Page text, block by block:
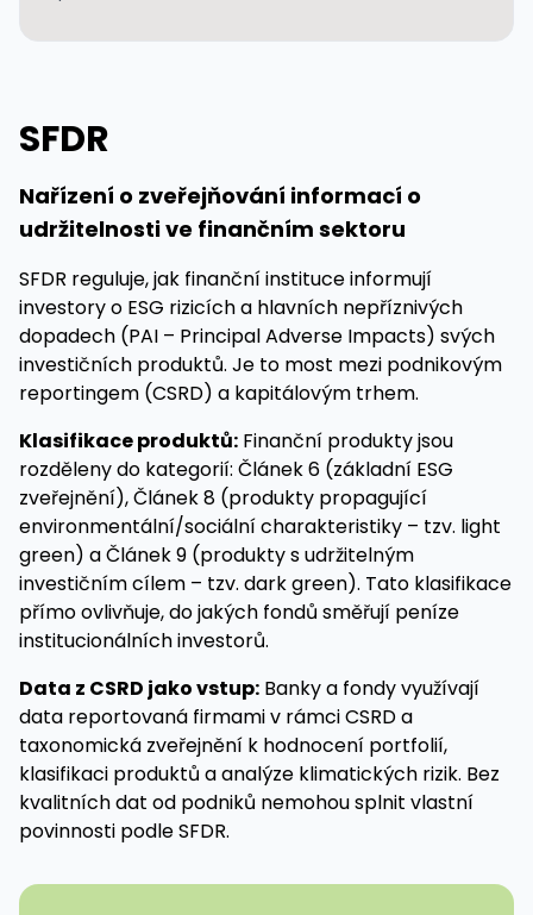
SFDR
Nařízení o zveřejňování informací o
udržitelnosti ve finančním sektoru
SFDR reguluje, jak finanční instituce informují
investory o ESG rizicích a hlavních nepříznivých
dopadech (PAI – Principal Adverse Impacts) svých
investičních produktů. Je to most mezi podnikovým
reportingem (CSRD) a kapitálovým trhem.
Klasifikace produktů: Finanční produkty jsou
rozděleny do kategorií: Článek 6 (základní ESG
zveřejnění), Článek 8 (produkty propagující
environmentální/sociální charakteristiky – tzv. light
green) a Článek 9 (produkty s udržitelným
investičním cílem – tzv. dark green). Tato klasifikace
přímo ovlivňuje, do jakých fondů směřují peníze
institucionálních investorů.
Data z CSRD jako vstup: Banky a fondy využívají
data reportovaná firmami v rámci CSRD a
taxonomická zveřejnění k hodnocení portfolií,
klasifikaci produktů a analýze klimatických rizik. Bez
kvalitních dat od podniků nemohou splnit vlastní
povinnosti podle SFDR.